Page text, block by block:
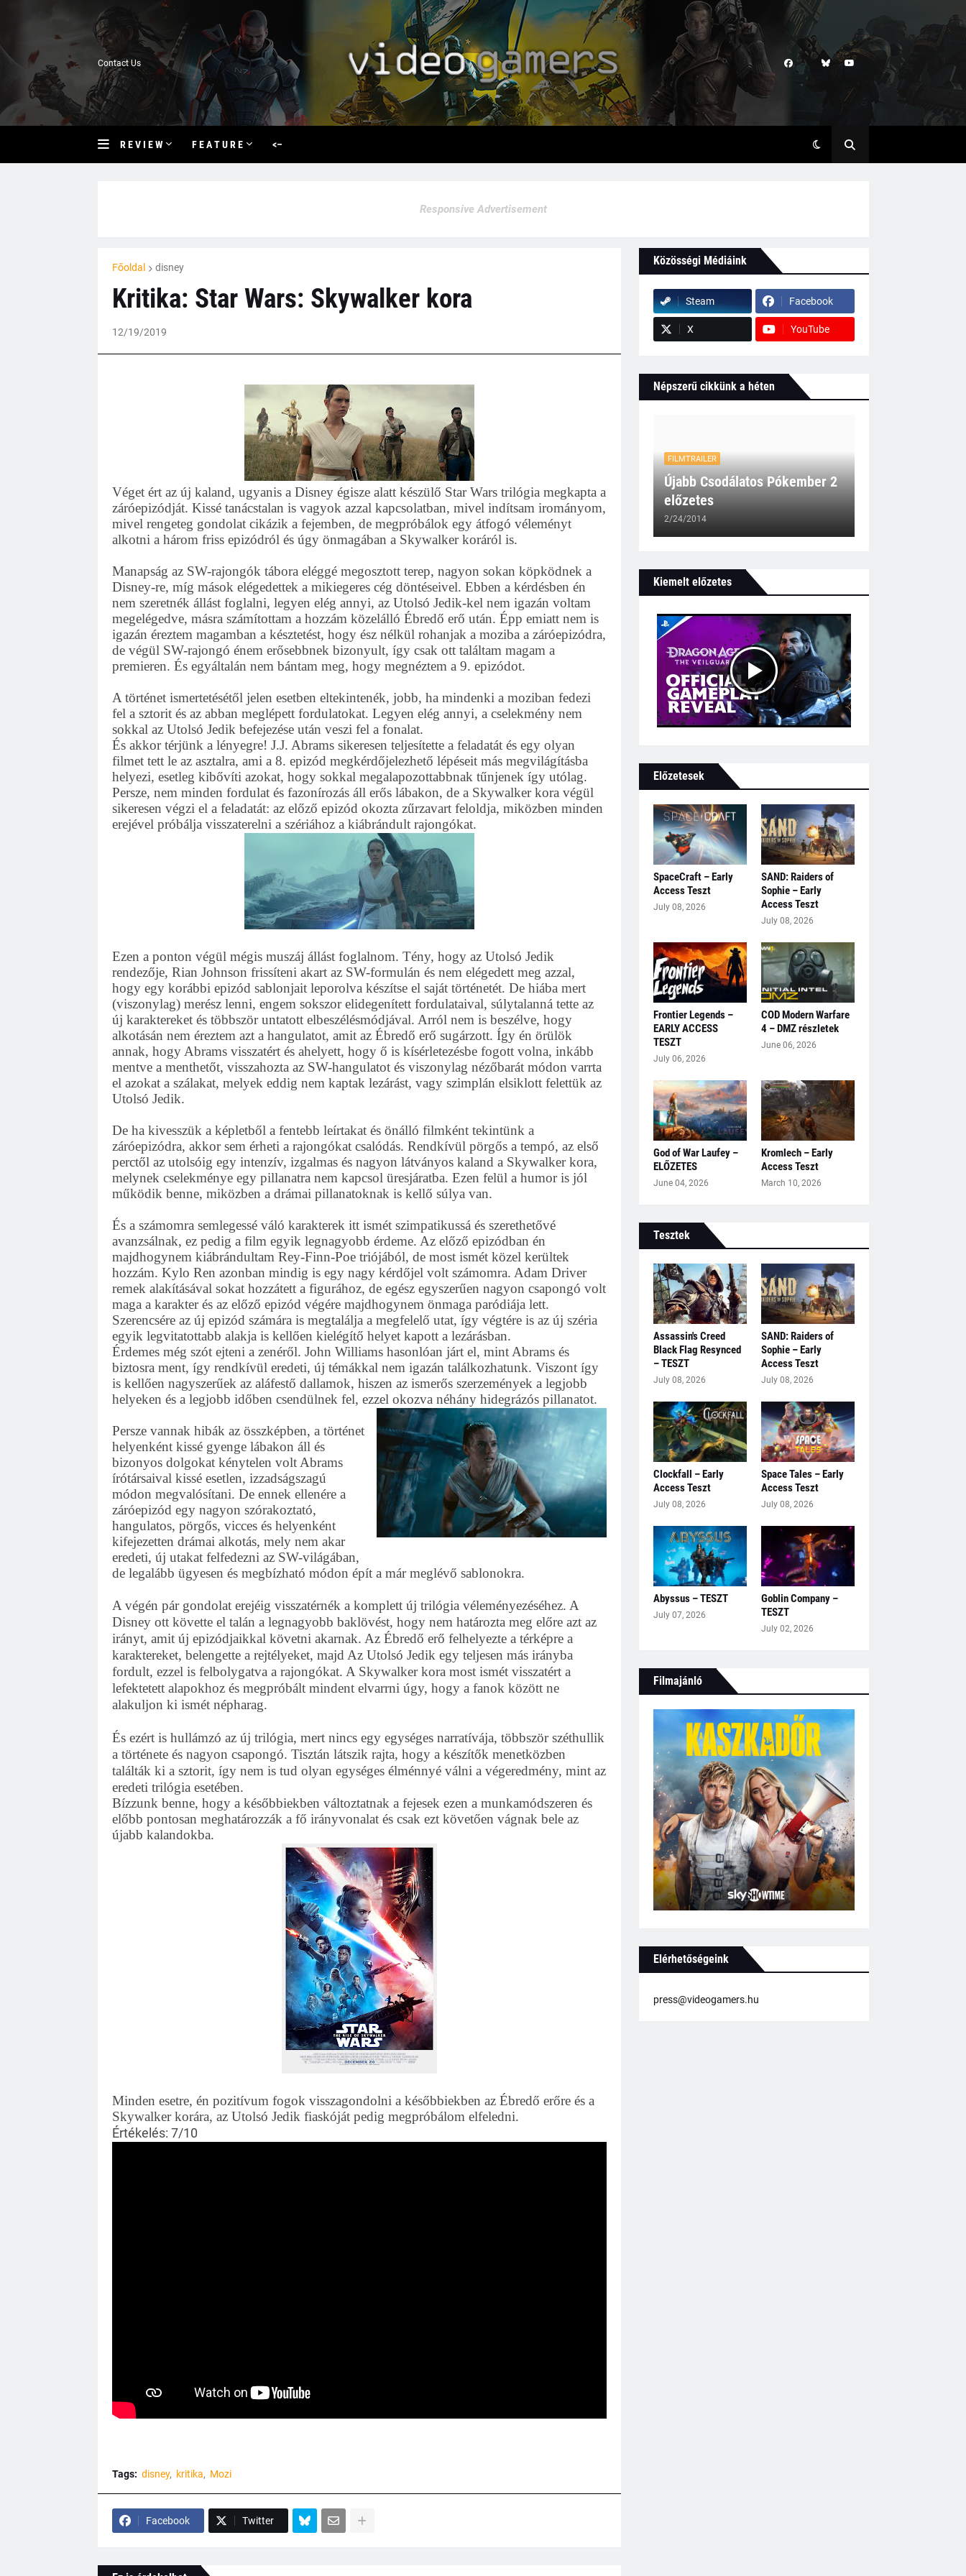
Contact Us
R E V I E W F E A T U R E <–
Responsive Advertisement
Főoldal disney
Kritika: Star Wars: Skywalker kora
12/19/2019
Véget ért az új kaland, ugyanis a Disney égisze alatt készülő Star Wars trilógia megkapta a
záróepizódját. Kissé tanácstalan is vagyok azzal kapcsolatban, mivel indítsam irományom,
mivel rengeteg gondolat cikázik a fejemben, de megpróbálok egy átfogó véleményt
alkotni a három friss epizódról és úgy önmagában a Skywalker koráról is.
Manapság az SW-rajongók tábora eléggé megosztott terep, nagyon sokan köpködnek a
Disney-re, míg mások elégedettek a mikiegeres cég döntéseivel. Ebben a kérdésben én
nem szeretnék állást foglalni, legyen elég annyi, az Utolsó Jedik-kel nem igazán voltam
megelégedve, másra számítottam a hozzám közelálló Ébredő erő után. Épp emiatt nem is
igazán éreztem magamban a késztetést, hogy ész nélkül rohanjak a moziba a záróepizódra,
de végül SW-rajongó énem erősebbnek bizonyult, így csak ott találtam magam a
premieren. És egyáltalán nem bántam meg, hogy megnéztem a 9. epizódot.
A történet ismertetésétől jelen esetben eltekintenék, jobb, ha mindenki a moziban fedezi
fel a sztorit és az abban meglépett fordulatokat. Legyen elég annyi, a cselekmény nem
sokkal az Utolsó Jedik befejezése után veszi fel a fonalat.
És akkor térjünk a lényegre! J.J. Abrams sikeresen teljesítette a feladatát és egy olyan
filmet tett le az asztalra, ami a 8. epizód megkérdőjelezhető lépéseit más megvilágításba
helyezi, esetleg kibővíti azokat, hogy sokkal megalapozottabbnak tűnjenek így utólag.
Persze, nem minden fordulat és fazonírozás áll erős lábakon, de a Skywalker kora végül
sikeresen végzi el a feladatát: az előző epizód okozta zűrzavart feloldja, miközben minden
erejével próbálja visszaterelni a szériához a kiábrándult rajongókat.
Ezen a ponton végül mégis muszáj állást foglalnom. Tény, hogy az Utolsó Jedik
rendezője, Rian Johnson frissíteni akart az SW-formulán és nem elégedett meg azzal,
hogy egy korábbi epizód sablonjait leporolva készítse el saját történetét. De hiába mert
(viszonylag) merész lenni, engem sokszor elidegenített fordulataival, súlytalanná tette az
új karaktereket és többször untatott elbeszélésmódjával. Arról nem is beszélve, hogy
alkotásán nem éreztem azt a hangulatot, amit az Ébredő erő sugárzott. Így én örülök
annak, hogy Abrams visszatért és ahelyett, hogy ő is kísérletezésbe fogott volna, inkább
mentve a menthetőt, visszahozta az SW-hangulatot és viszonylag nézőbarát módon varrta
el azokat a szálakat, melyek eddig nem kaptak lezárást, vagy szimplán elsiklott felettük az
Utolsó Jedik.
De ha kivesszük a képletből a fentebb leírtakat és önálló filmként tekintünk a
záróepizódra, akkor sem érheti a rajongókat csalódás. Rendkívül pörgős a tempó, az első
perctől az utolsóig egy intenzív, izgalmas és nagyon látványos kaland a Skywalker kora,
melynek cselekménye egy pillanatra nem kapcsol üresjáratba. Ezen felül a humor is jól
működik benne, miközben a drámai pillanatoknak is kellő súlya van.
És a számomra semlegessé váló karakterek itt ismét szimpatikussá és szerethetővé
avanzsálnak, ez pedig a film egyik legnagyobb érdeme. Az előző epizódban én
majdhogynem kiábrándultam Rey-Finn-Poe triójából, de most ismét közel kerültek
hozzám. Kylo Ren azonban mindig is egy nagy kérdőjel volt számomra. Adam Driver
remek alakításával sokat hozzátett a figurához, de egész egyszerűen nagyon csapongó volt
maga a karakter és az előző epizód végére majdhogynem önmaga paródiája lett.
Szerencsére az új epizód számára is megtalálja a megfelelő utat, így végtére is az új széria
egyik legvitatottabb alakja is kellően kielégítő helyet kapott a lezárásban.
Érdemes még szót ejteni a zenéről. John Williams hasonlóan járt el, mint Abrams és
biztosra ment, így rendkívül eredeti, új témákkal nem igazán találkozhatunk. Viszont így
is kellően nagyszerűek az aláfestő dallamok, hiszen az ismerős szerzemények a legjobb
helyeken és a legjobb időben csendülnek fel, ezzel okozva néhány hidegrázós pillanatot.
Persze vannak hibák az összképben, a történet
helyenként kissé gyenge lábakon áll és
bizonyos dolgokat kénytelen volt Abrams
írótársaival kissé esetlen, izzadságszagú
módon megvalósítani. De ennek ellenére a
záróepizód egy nagyon szórakoztató,
hangulatos, pörgős, vicces és helyenként
kifejezetten drámai alkotás, mely nem akar
eredeti, új utakat felfedezni az SW-világában,
de legalább ügyesen és megbízható módon épít a már meglévő sablonokra.
A végén pár gondolat erejéig visszatérnék a komplett új trilógia véleményezéséhez. A
Disney ott követte el talán a legnagyobb baklövést, hogy nem határozta meg előre azt az
irányt, amit új epizódjaikkal követni akarnak. Az Ébredő erő felhelyezte a térképre a
karaktereket, belengette a rejtélyeket, majd Az Utolsó Jedik egy teljesen más irányba
fordult, ezzel is felbolygatva a rajongókat. A Skywalker kora most ismét visszatért a
lefektetett alapokhoz és megpróbált mindent elvarrni úgy, hogy a fanok között ne
alakuljon ki ismét népharag.
És ezért is hullámzó az új trilógia, mert nincs egy egységes narratívája, többször széthullik
a története és nagyon csapongó. Tisztán látszik rajta, hogy a készítők menetközben
találták ki a sztorit, így nem is tud olyan egységes élménnyé válni a végeredmény, mint az
eredeti trilógia esetében.
Bízzunk benne, hogy a későbbiekben változtatnak a fejesek ezen a munkamódszeren és
előbb pontosan meghatározzák a fő irányvonalat és csak ezt követően vágnak bele az
újabb kalandokba.
Minden esetre, én pozitívum fogok visszagondolni a későbbiekben az Ébredő erőre és a
Skywalker korára, az Utolsó Jedik fiaskóját pedig megpróbálom elfeledni.
Értékelés: 7/10
Tags: disney kritika Mozi
Facebook Twitter
Közösségi Médiáink
Steam Facebook
X YouTube
Népszerű cikkünk a héten
FILMTRAILER
Újabb Csodálatos Pókember 2
előzetes
2/24/2014
Kiemelt előzetes
Előzetesek
SpaceCraft – Early
Access Teszt
July 08, 2026
SAND: Raiders of
Sophie – Early
Access Teszt
July 08, 2026
Frontier Legends –
EARLY ACCESS
TESZT
July 06, 2026
COD Modern Warfare
4 – DMZ részletek
June 06, 2026
God of War Laufey –
ELŐZETES
June 04, 2026
Kromlech – Early
Access Teszt
March 10, 2026
Tesztek
Assassin's Creed
Black Flag Resynced
– TESZT
July 08, 2026
SAND: Raiders of
Sophie – Early
Access Teszt
July 08, 2026
Clockfall – Early
Access Teszt
July 08, 2026
Space Tales – Early
Access Teszt
July 08, 2026
Abyssus – TESZT
July 07, 2026
Goblin Company –
TESZT
July 02, 2026
Filmajánló
Elérhetőségeink
press@videogamers.hu